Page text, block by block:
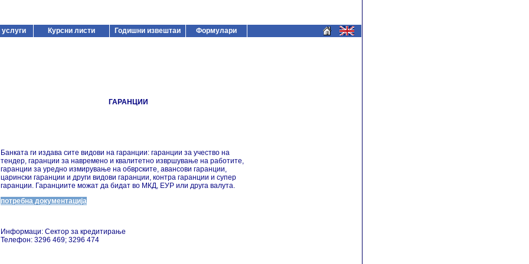
услуги Курсни листи Годишни извештаи Формулари
ГАРАНЦИИ
Банката ги издава сите видови на гаранции: гаранции за учество на
тендер, гаранции за навремено и квалитетно извршување на работите,
гаранции за уредно измирување на обврските, авансови гаранции,
царински гаранции и други видови гаранции, контра гаранции и супер
гаранции. Гаранциите можат да бидат во МКД, ЕУР или друга валута.
потребна документација
Информаци: Сектор за кредитирање
Телефон: 3296 469; 3296 474